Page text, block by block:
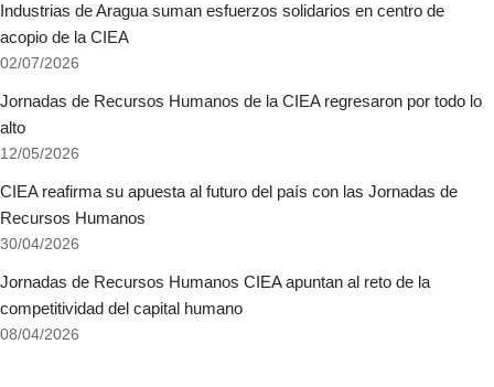
Industrias de Aragua suman esfuerzos solidarios en centro de
acopio de la CIEA
02/07/2026
Jornadas de Recursos Humanos de la CIEA regresaron por todo lo
alto
12/05/2026
CIEA reafirma su apuesta al futuro del país con las Jornadas de
Recursos Humanos
30/04/2026
Jornadas de Recursos Humanos CIEA apuntan al reto de la
competitividad del capital humano
08/04/2026